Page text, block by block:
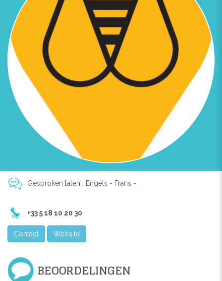
Gesproken talen : Engels - Frans -
+33 5 18 10 20 30
Contact Website
BEOORDELINGEN